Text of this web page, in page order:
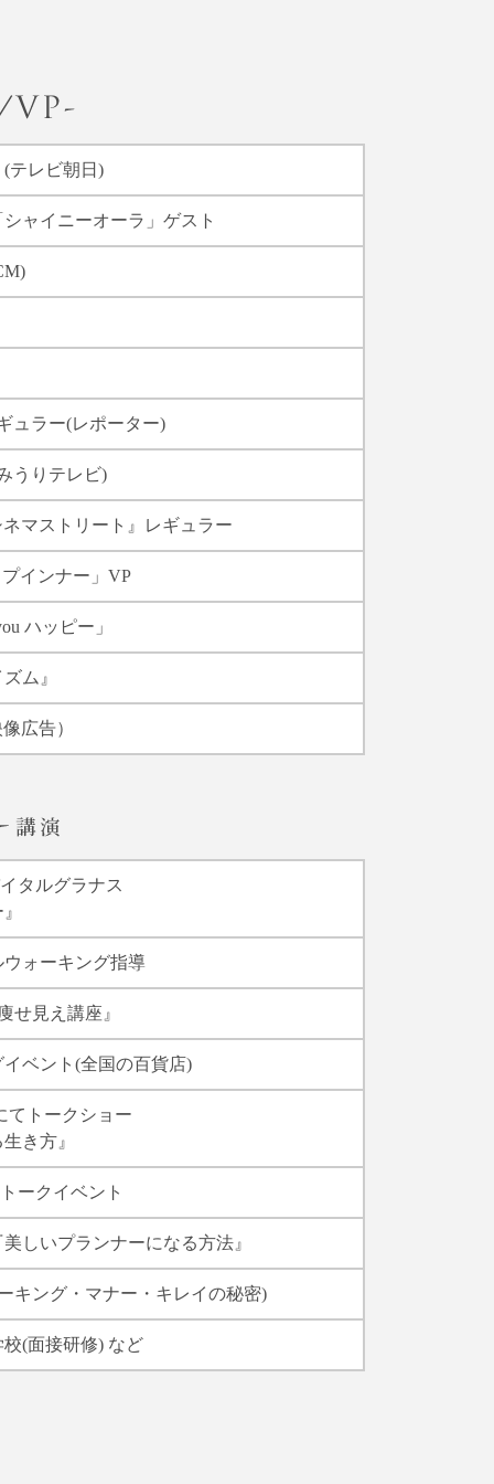
テレビ朝日)
ャイニーオーラ」ゲスト
ュラー(レポーター)
うりテレビ)
マストリート』レギュラー
インナー」VP
ハッピー」
ム』
広告）
タルグラナス
ォーキング指導
せ見え講座』
ベント(全国の百貨店)
てトークショー
き方』
ークイベント
しいプランナーになる方法』
キング・マナー・キレイの秘密)
(面接研修) など